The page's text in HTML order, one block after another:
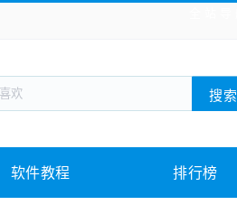
旅游出行 生活实用
战棋游戏 枪战射击
游戏娱乐 系统软件
搜索
软件教程 排行榜